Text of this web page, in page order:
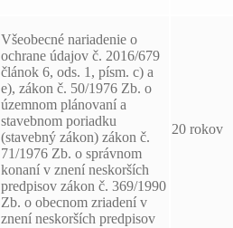
Všeobecné nariadenie o
ochrane údajov č. 2016/679
článok 6, ods. 1, písm. c) a
e), zákon č. 50/1976 Zb. o
územnom plánovaní a
stavebnom poriadku
(stavebný zákon) zákon č.
71/1976 Zb. o správnom
konaní v znení neskorších
predpisov zákon č. 369/1990
Zb. o obecnom zriadení v
znení neskorších predpisov
20 rokov